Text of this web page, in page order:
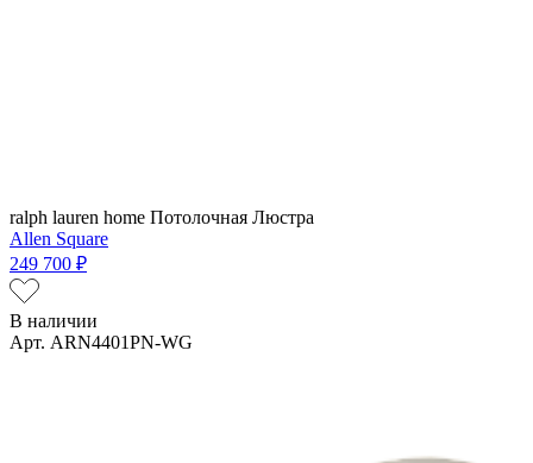
ralph lauren home Потолочная Люстра
Allen Square
249 700 ₽
В наличии
Арт. ARN4401PN-WG